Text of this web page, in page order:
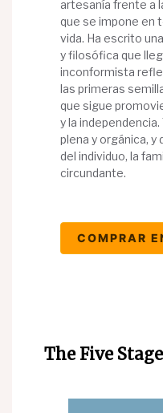
artesanía frente a
que se impone en
vida. Ha escrito
y filosófica que
inconformista
las primeras
que sigue
y la
plena y orgánica, y
del individuo, la
circundante.
COMPRAR
The Five